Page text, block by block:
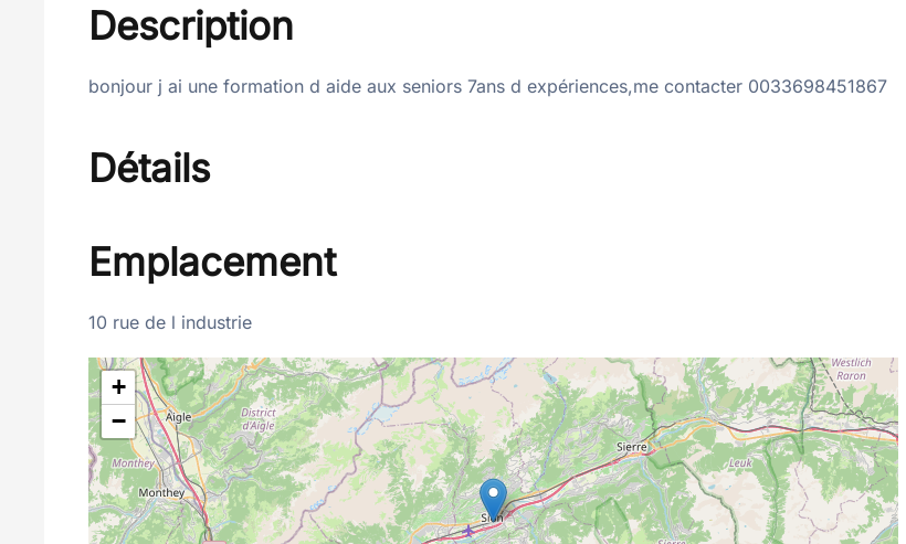
Description
bonjour j ai une formation d aide aux seniors 7ans d expériences,me contacter 0033698451867
Détails
Emplacement
10 rue de l industrie
+
−